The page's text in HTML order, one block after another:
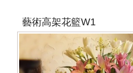
**此商品只提供桃園市內運送，
達**
***商品的花材依當季花材實際狀
藝術高架花籃W1